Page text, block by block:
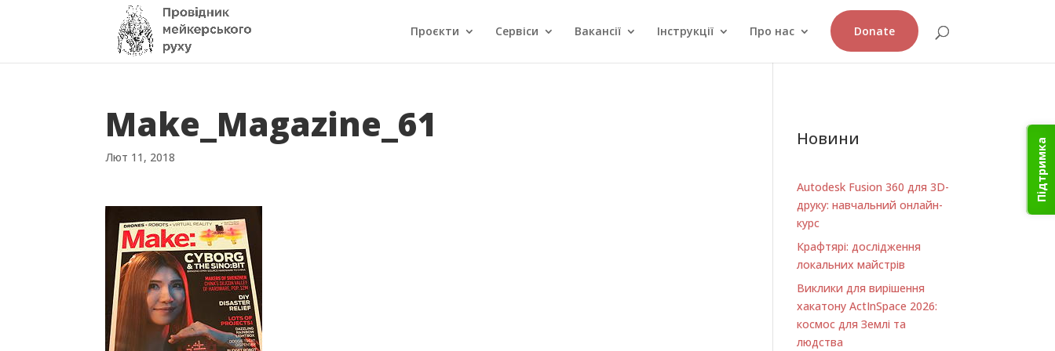
Підтримка
Проєкти Сервіси Вакансії Інструкції Про нас Donate
Make_Magazine_61
Лют 11, 2018
Новини
Autodesk Fusion 360 для 3D-
друку: навчальний онлайн-
курс
Крафтярі: дослідження
локальних майстрів
Виклики для вирішення
хакатону ActInSpace 2026:
космос для Землі та
людства